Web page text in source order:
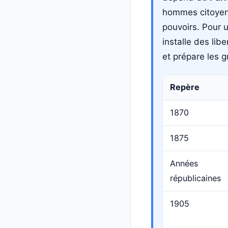
hommes
pouvoirs. Pour
installe des
et prépare les
Repère
1870
1875
Années
républicaines
1905